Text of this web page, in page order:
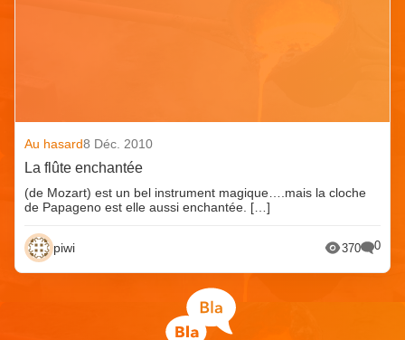
Au hasard8 Déc. 2010
La flûte enchantée
(de Mozart) est un bel instrument magique….mais la cloche
de Papageno est elle aussi enchantée. […]
piwi 370 0